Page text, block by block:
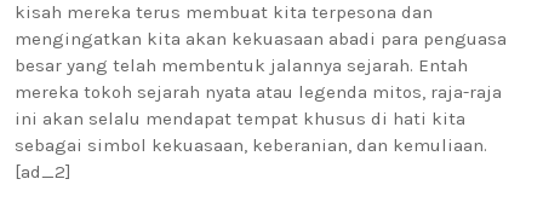
kisah mereka terus membuat kita terpesona dan
mengingatkan kita akan kekuasaan abadi para penguasa
besar yang telah membentuk jalannya sejarah. Entah
mereka tokoh sejarah nyata atau legenda mitos, raja-raja
ini akan selalu mendapat tempat khusus di hati kita
sebagai simbol kekuasaan, keberanian, dan kemuliaan.
[ad_2]